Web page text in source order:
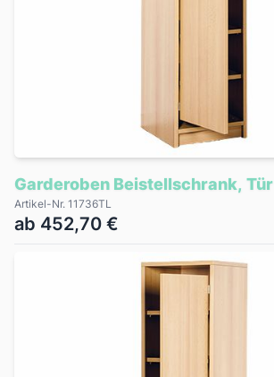
Garderoben Beistellschrank,
Artikel-Nr. 11736TL
ab 452,70 €